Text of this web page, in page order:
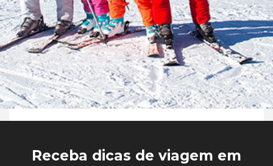
Receba dicas de viagem em